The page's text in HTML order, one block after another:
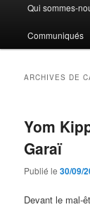
principal
Qui sommes-
Communiqués
ARCHIVES DE
Yom
Garaï
Publié le30/09/
Devant le mal-